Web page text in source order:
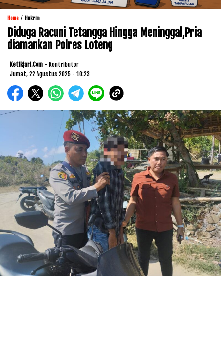
Home / Hukrim
Diduga Racuni Tetangga Hingga Meninggal,Pria
diamankan Polres Loteng
Ketikjari.com - Kontributor
Jumat, 22 Agustus 2025 - 10:23